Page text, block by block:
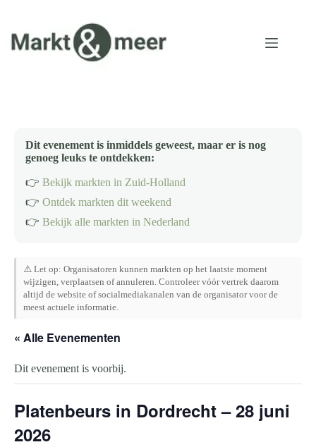
inhoud
Dit evenement is inmiddels geweest, maar er is nog
genoeg leuks te ontdekken:
👉 Bekijk markten in Zuid-Holland
👉 Ontdek markten dit weekend
👉 Bekijk alle markten in Nederland
⚠️ Let op: Organisatoren kunnen markten op het laatste moment
wijzigen, verplaatsen of annuleren. Controleer vóór vertrek daarom
altijd de website of socialmediakanalen van de organisator voor de
meest actuele informatie.
« Alle Evenementen
Dit evenement is voorbij.
Platenbeurs in Dordrecht – 28 juni
2026